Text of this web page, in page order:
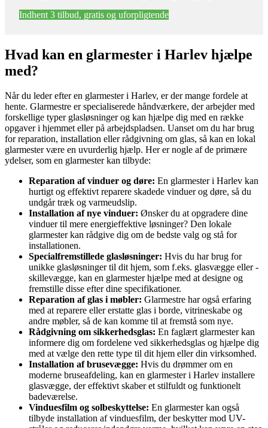
Indhent 3 tilbud, gratis og uforpligtende
Hvad kan en glarmester i Harlev hjælpe
med?
Når du leder efter en glarmester i Harlev, er der mange fordele at
hente. Glarmestre er specialiserede håndværkere, der arbejder med
forskellige typer glasløsninger og kan hjælpe dig med en række
opgaver i hjemmet eller på arbejdspladsen. Uanset om du har brug
for reparation, installation eller rådgivning om glas, så kan en lokal
glarmester være en uvurderlig hjælp. Her er nogle af de primære
ydelser, som en glarmester kan tilbyde:
Reparation af vinduer og døre: En glarmester i Harlev kan
hurtigt og effektivt reparere skadede vinduer og døre, så du
undgår træk og varmeudslip.
Installation af nye vinduer: Ønsker du at opgradere dine
vinduer til mere energieffektive løsninger? Den lokale
glarmester kan rådgive dig om de bedste valg og stå for
installationen.
Specialfremstillede glasløsninger: Hvis du har brug for
unikke glasløsninger til dit hjem, som f.eks. glasvægge eller -
skillevægge, kan en glarmester hjælpe med at designe og
fremstille disse efter dine specifikationer.
Reparation af glas i møbler: Glarmestre har også erfaring
med at reparere eller erstatte glas i borde, vitrineskabe og
andre møbler, så de kan komme til at fremstå som nye.
Rådgivning om sikkerhedsglas: En faglært glarmester kan
informere dig om fordelene ved sikkerhedsglas og hjælpe dig
med at vælge den rette type til dit hjem eller din virksomhed.
Installation af brusevægge: Hvis du drømmer om en
moderne bruseafdeling, kan en glarmester i Harlev installere
glasvægge, der effektivt skaber et stilfuldt og funktionelt
badeværelse.
Vinduesfilm og solbeskyttelse: En glarmester kan også
tilbyde installation af vinduesfilm, der beskytter mod UV-